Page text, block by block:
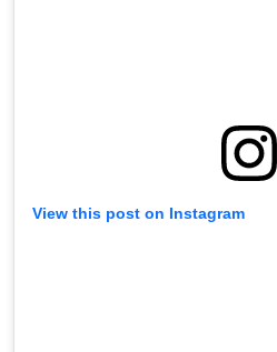
View this post on Instagram